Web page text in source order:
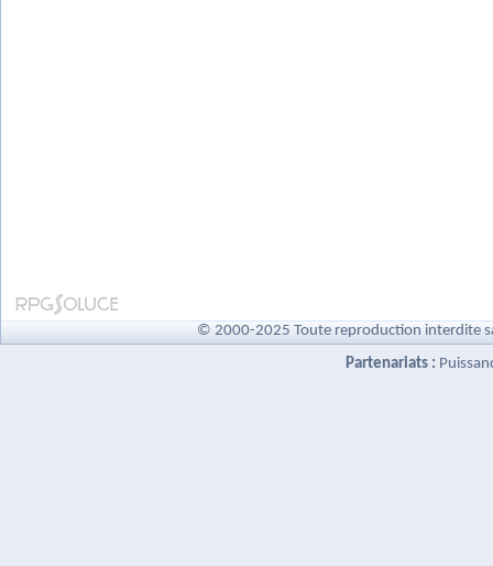
© 2000-2025 Toute reproduction interdite
Partenariats :